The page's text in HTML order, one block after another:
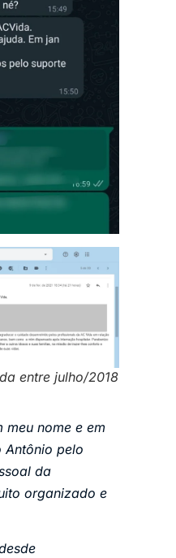
entre julho/2018
meu nome e em
Antônio pelo
da
organizado e